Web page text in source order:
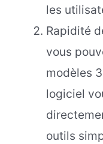
les
Rapidité
vous
modèles
logiciel
outils